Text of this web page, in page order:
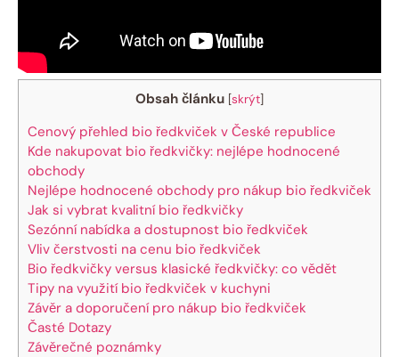
Obsah článku [skrýt]
Cenový přehled bio ředkviček v České republice
Kde nakupovat bio ředkvičky: nejlépe hodnocené
obchody
Nejlépe hodnocené obchody pro nákup bio ředkviček
Jak si vybrat kvalitní bio ředkvičky
Sezónní nabídka a dostupnost bio ředkviček
Vliv čerstvosti na cenu bio ředkviček
Bio ředkvičky versus klasické ředkvičky: co vědět
Tipy na využití bio ředkviček v kuchyni
Závěr a doporučení pro nákup bio ředkviček
Časté Dotazy
Závěrečné poznámky